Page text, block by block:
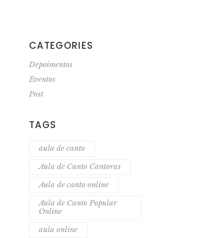
CATEGORIES
Depoimentos
Eventos
Post
TAGS
aula de canto
Aula de Canto Cantoras
Aula de canto online
Aula de Canto Popular
Online
aula online